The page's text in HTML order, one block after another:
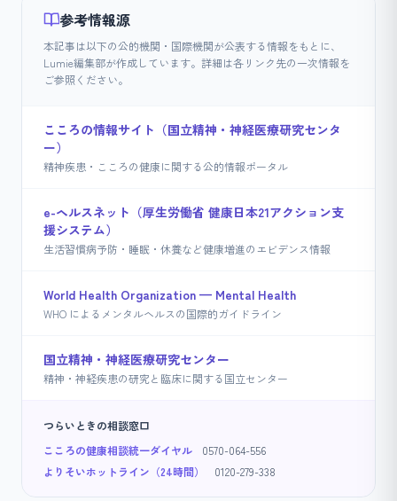
参考情報源
本記事は以下の公的機関・国際機関が公表する情報をもとに、
Lumie編集部が作成しています。詳細は各リンク先の一次情報を
ご参照ください。
こころの情報サイト（国立精神・神経医療研究センタ
ー）
精神疾患・こころの健康に関する公的情報ポータル
e-ヘルスネット（厚生労働省 健康日本21アクション支
援システム）
生活習慣病予防・睡眠・休養など健康増進のエビデンス情報
World Health Organization — Mental Health
WHO によるメンタルヘルスの国際的ガイドライン
国立精神・神経医療研究センター
精神・神経疾患の研究と臨床に関する国立センター
つらいときの相談窓口
こころの健康相談統一ダイヤル
0570-064-556
よりそいホットライン（24時間）
0120-279-338